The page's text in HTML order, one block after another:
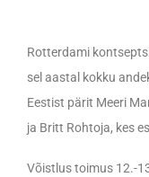
Rotterdami
sel aastal kokku
Eestist pärit Meeri
ja Britt Rohtoja, kes
Võistlus toimus 12.-